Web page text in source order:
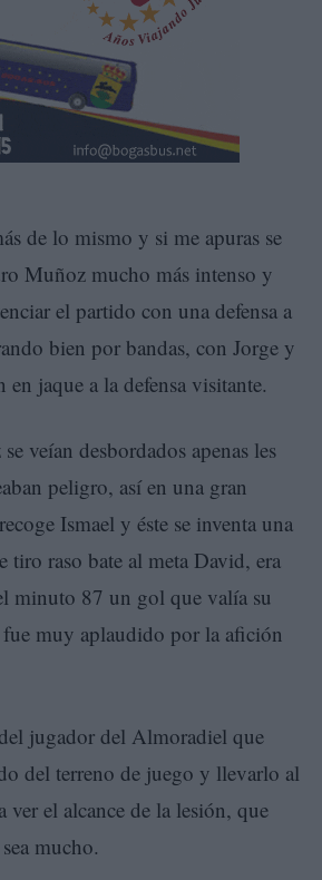
de lo mismo y si me apuras se
Muñoz mucho más intenso y
el partido con una defensa a
bien por bandas, con Jorge y
en jaque a la defensa visitante.
veían desbordados apenas les
peligro, así en una gran
Ismael y éste se inventa una
tiro raso bate al meta David, era
minuto 87 un gol que valía su
muy aplaudido por la afición
jugador del Almoradiel que
del terreno de juego y llevarlo al
ver el alcance de la lesión, que
mucho.